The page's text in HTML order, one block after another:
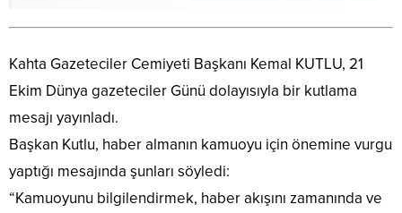
Kahta Gazeteciler Cemiyeti Başkanı Kemal KUTLU, 21
Ekim Dünya gazeteciler Günü dolayısıyla bir kutlama
mesajı yayınladı.
Başkan Kutlu, haber almanın kamuoyu için önemine vurgu
yaptığı mesajında şunları söyledi:
“Kamuoyunu bilgilendirmek, haber akışını zamanında ve